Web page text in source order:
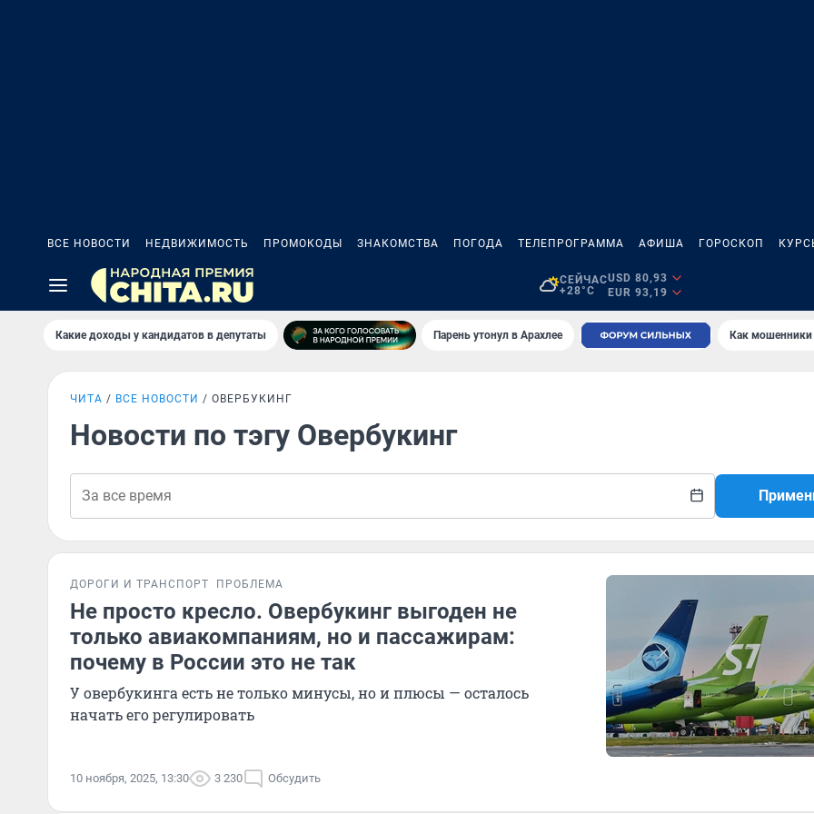
ВСЕ НОВОСТИ НЕДВИЖИМОСТЬ ПРОМОКОДЫ ЗНАКОМСТВА ПОГОДА ТЕЛЕПРОГРАММА АФИША ГОРОСКОП
СЕЙЧАС
+28°C
USD 80,93
EUR 93,19
Какие доходы у кандидатов в депутаты Парень утонул в Арахлее Как
ЧИТА ВСЕ НОВОСТИ ОВЕРБУКИНГ
Новости по тэгу Овербукинг
ДОРОГИ И ТРАНСПОРТ ПРОБЛЕМА
Не просто кресло. Овербукинг выгоден не
только авиакомпаниям, но и пассажирам:
почему в России это не так
У овербукинга есть не только минусы, но и плюсы — осталось
начать его регулировать
10 ноября, 2025, 13:30 3 230 Обсудить